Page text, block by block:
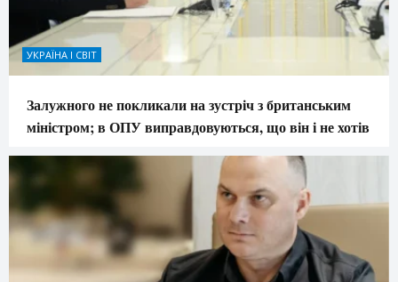
УКРАЇНА І СВІТ
Залужного не покликали на зустріч з британським
міністром; в ОПУ виправдовуються, що він і не хотів